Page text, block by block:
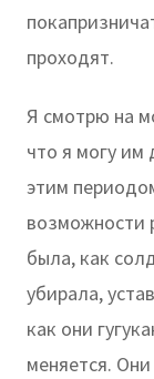
проходят.
Я смотрю на
что я могу им
этим
возможности
была, как
убирала,
как они
меняется.